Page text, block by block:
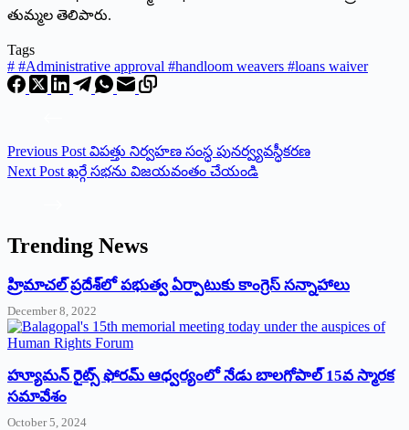
తుమ్మల తెలిపారు.
Tags
# #Administrative approval #handloom weavers #loans waiver
Previous Post విపత్తు నిర్వహణ సంస్ధ పునర్వ్యవస్ధీకరణ
Next Post ఖర్గే సభను విజయవంతం చేయండి
Trending News
‌హ్రిమాచల్‌ ‌ప్రదేశ్‌లో పభుత్వ ఏర్పాటుకు కాంగ్రెస్‌ ‌సన్నాహాలు
December 8, 2022
హ్యూమన్‌ రైట్స్‌ ఫోరమ్‌ ఆధ్వర్యంలో నేడు బాలగోపాల్‌ 15వ స్మారక
సమావేశం
October 5, 2024